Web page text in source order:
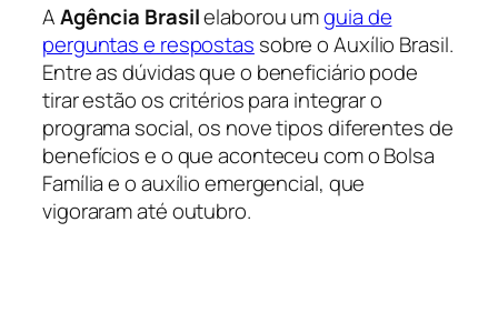
AAgência Brasilelaborou umguia de
perguntas e respostas sobre o Auxílio Brasil.
Entre as dúvidas que o beneficiário pode
tirar estão os critérios para integrar o
programa social, os nove tipos diferentes de
benefícios e o que aconteceu com o Bolsa
Família e o auxílio emergencial, que
vigoraram até outubro.